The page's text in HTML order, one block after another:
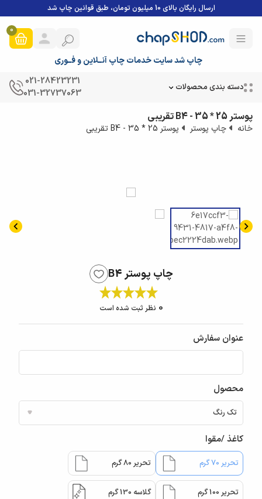
ارسال رایگان بالای 10 میلیون تومان، طبق قوانین چاپ شد
چاپ شد سایت خدمات چاپ آنــلاین و فــوری
0
دسته بندی محصولات
021-28423231
031-32737063
پوستر 25 * 35 - B4 تقریبی
خانه چاپ پوستر پوستر 25 * 35 - B4 تقریبی
چاپ پوستر B4
0 نظر ثبت شده است
عنوان سفارش
محصول
کاغذ /مقوا
تحریر 70 گرم تحریر 80 گرم
تحریر 100 گرم گلاسه 130 گرم